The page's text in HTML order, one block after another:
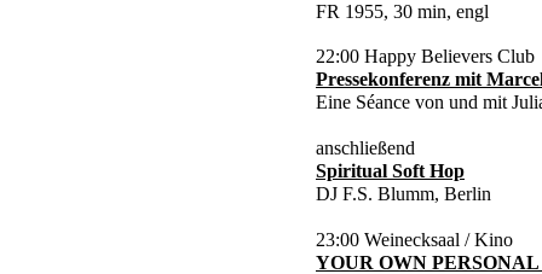
FR 1955, 30 min, engl
22:00 Happy Believers Club
Pressekonferenz mit
Eine Séance von und mit
anschließend
Spiritual Soft Hop
DJ F.S. Blumm, Berlin
23:00 Weinecksaal / Kino
YOUR OWN PERSONAL